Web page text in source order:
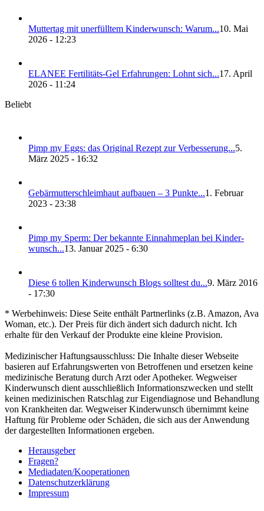
Mut­ter­tag mit uner­füll­tem Kin­der­wunsch: War­um...10. Mai
2026 - 12:23
ELANEE Fer­ti­li­täts-Gel Erfah­run­gen: Lohnt sich...17. April
2026 - 11:24
Beliebt
Pimp my Eggs: das Ori­gi­nal Rezept zur Ver­bes­se­rung...5.
März 2025 - 16:32
Gebär­mut­ter­schleim­haut auf­bau­en – 3 Punk­te...1. Februar
2023 - 23:38
Pimp my Sperm: Der bekann­te Ein­nah­me­plan bei Kin­der­
wunsch...13. Januar 2025 - 6:30
Die­se 6 tol­len Kin­der­wunsch Blogs soll­test du...9. März 2016
- 17:30
* Werbehinweis: Diese Seite enthält Partnerlinks (z.B. Amazon, Ava
Woman, etc.). Der Preis für dich ändert sich dadurch nicht. Ich
erhalte für den Verkauf der Produkte eine kleine Provision.
Medizinischer Haftungsausschluss: Die Inhalte dieser Webseite
basieren auf Erfahrungswerten von Betroffenen und ersetzen keine
medizinische Beratung durch Arzt oder Apotheker. Wegweiser
Kinderwunsch dient ausschließlich Informationszwecken und stellt
keinen medizinischen Ratschlag zur Eigendiagnose und Behandlung
von Krankheiten dar. Wegweiser Kinderwunsch übernimmt keine
Haftung für Probleme oder Schäden, die sich aus der Anwendung
der dargestellten Informationen ergeben.
Her­aus­ge­ber
Fra­gen?
Mediadaten/Kooperationen
Daten­schutz­er­klä­rung
Impres­sum